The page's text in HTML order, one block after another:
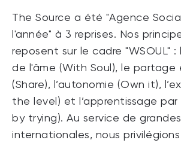
The Source a été "Agence
l'année" à 3 reprises. Nos
reposent sur le cadre "WSOUL"
de l'âme (With Soul), le partage
(Share), l’autonomie (Own it),
the level) et l’apprentissage par
by trying). Au service de
internationales, nous